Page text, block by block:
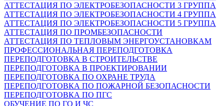
АТТЕСТАЦИЯ ПО ЭЛЕКТРОБЕЗОПАСНОСТИ 3 ГРУППА
АТТЕСТАЦИЯ ПО ЭЛЕКТРОБЕЗОПАСНОСТИ 4 ГРУППА
АТТЕСТАЦИЯ ПО ЭЛЕКТРОБЕЗОПАСНОСТИ 5 ГРУППА
АТТЕСТАЦИЯ ПО ПРОМБЕЗОПАСНОСТИ
АТТЕСТАЦИЯ ПО ТЕПЛОВЫМ ЭНЕРГОУСТАНОВКАМ
ПРОФЕССИОНАЛЬНАЯ ПЕРЕПОДГОТОВКА
ПЕРЕПОДГОТОВКА В СТРОИТЕЛЬСТВЕ
ПЕРЕПОДГОТОВКА В ПРОЕКТИРОВАНИИ
ПЕРЕПОДГОТОВКА ПО ОХРАНЕ ТРУДА
ПЕРЕПОДГОТОВКА ПО ПОЖАРНОЙ БЕЗОПАСНОСТИ
ПЕРЕПОДГОТОВКА ПО ПГС
ОБУЧЕНИЕ ПО ГО И ЧС